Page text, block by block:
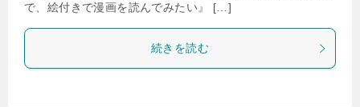
で、絵付きで漫画を読んでみたい』 […]
続きを読む